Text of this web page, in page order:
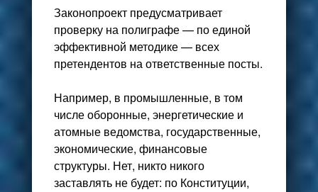
Законопроект предусматривает
проверку на полиграфе — по единой
эффективной методике — всех
претендентов на ответственные посты.
Например, в промышленные, в том
числе оборонные, энергетические и
атомные ведомства, государственные,
экономические, финансовые
структуры. Нет, никто никого
заставлять не будет: по Конституции,